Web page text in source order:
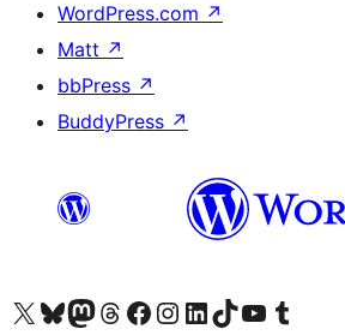
WordPress.com ↗
Matt ↗
bbPress ↗
BuddyPress ↗
Visita nuestra cuenta de X (anteriormente Twitter)
Visita nuestra cuenta de Bluesky
Visita nuestra cuenta de Mastodon
Visita nuestra cuenta de Threads
Visita nuestra página de Facebook
Visita nuestra cuenta de Instagram
Visita nuestra cuenta de LinkedIn
Visita nuestra cuenta de TikTok
Visita nuestro canal de YouTube
Visita nuestra cuenta de Tumblr